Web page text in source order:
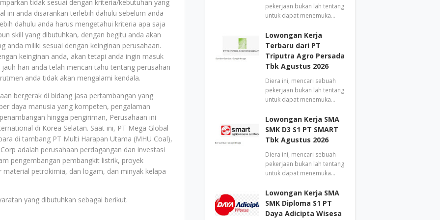
tidak sesuai dengan kriteria/kebutuhan yang
ini anda disarankan terlebih dahulu sebelum anda
dahulu anda harus mengetahui kriteria apa saja
skill yang dibutuhkan, dengan begitu anda akan
anda miliki sesuai dengan keinginan perusahaan.
keinginan anda, akan tetapi anda ingin masuk
hari anda telah mencari tahu tentang perusahan
anda tidak akan mengalami kendala.
bergerak di bidang jasa pertambangan yang
daya manusia yang kompeten, pengalaman
hingga pengiriman, Perusahaan ini
di Korea Selatan. Saat ini, PT Mega Global
di tambang PT Multi Harapan Utama (MHU Coal),
adalah perusahaan perdagangan dan investasi
pengembangan pembangkit listrik, proyek
petrokimia, dan logam, dan minyak kelapa
yang dibutuhkan sebagai berikut.
pekerjaan bukan lah tentang
untuk dapat menemuka…
Lowongan Kerja
Terbaru dari PT
Triputra Agro Persada
Tbk Agustus 2026
Diera ini, mencari sebuah
pekerjaan bukan lah tentang
untuk dapat menemuka…
Lowongan Kerja SMA
SMK D3 S1 PT SMART
Tbk Agustus 2026
Diera ini, mencari sebuah
pekerjaan bukan lah tentang
untuk dapat menemuka…
Lowongan Kerja SMA
SMK Diploma S1 PT
Daya Adicipta Wisesa